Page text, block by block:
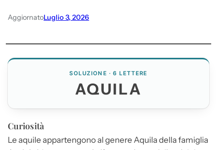
AggiornatoLuglio 3, 2026
SOLUZIONE · 6 LETTERE
AQUILA
Curiosità
Le aquile appartengono al genere Aquila della famiglia